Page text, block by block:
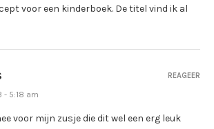
voor een kinderboek. De titel vind ik al
- 5:18 am
voor mijn zusje die dit wel een erg leuk
REAGEER